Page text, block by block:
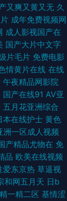
在线 阿v视频在线
东京热中文字幕
亚洲成人 91原创国
产偷情自拍蝌蚪九
在线 91豆花视频免
天婷婷影院影院 欧
夜成人精品在线视频
欧美成久久 操国产
又爽又黄又无 久
成年免费视频网
成人影视国产在
国产大片中文字
片毛片 免费电影
情黄片在线 在线
午夜精品网影院
国产在线91 AV亚
五月花亚洲综合
本在线护士 黄色
洲一区成人视频
产精品尤物在 免
品 欧美在线视频
爱东京热 草逼视
和网五月天 日b
一精二区 基情涩